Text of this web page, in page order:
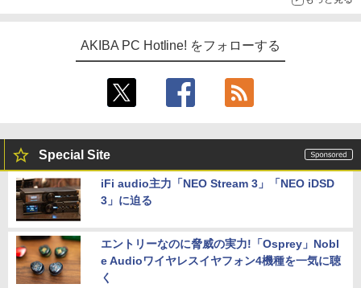
AKIBA PC Hotline! をフォローする
Special Site
iFi audio主力「NEO Stream 3」「NEO iDSD
3」に迫る
エントリーなのに脅威の実力!「Osprey」Nobl
e Audioワイヤレスイヤフォン4機種を一気に聴
く